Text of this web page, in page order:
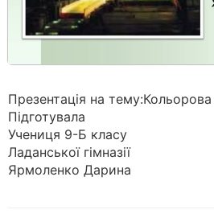
Презентація на тему:Кольорова
Підготувала
Учениця 9-Б класу
Ладанської гімназії
Ярмоленко Дарина